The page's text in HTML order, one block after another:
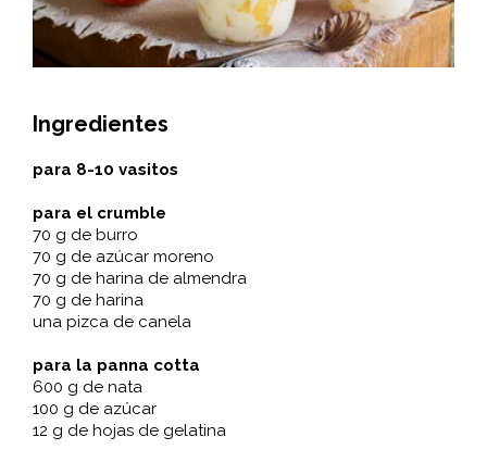
Ingredientes
para 8-10 vasitos
para el crumble
70 g de burro
70 g de azúcar moreno
70 g de harina de almendra
70 g de harina
una pizca de canela
para la panna cotta
600 g de nata
100 g de azúcar
12 g de hojas de gelatina